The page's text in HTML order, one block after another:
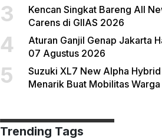
3
Kencan Singkat Bareng All
Carens di GIIAS 2026
4
Aturan Ganjil Genap Jakarta
07 Agustus 2026
5
Suzuki XL7 New Alpha Hybrid
Menarik Buat Mobilitas Warga
Trending Tags